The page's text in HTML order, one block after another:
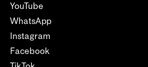
YouTube
WhatsApp
Instagram
Facebook